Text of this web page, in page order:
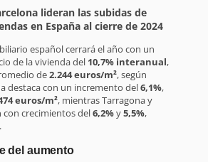
lideran las subidas de
en España al cierre de 2024
español cerrará el año con un
de la vivienda del 10,7% interanual,
de2.244 euros/m², según
destaca con un incremento del6,1%,
euros/m², mientras Tarragona y
con crecimientos del6,2%y5,5%,
del aumento